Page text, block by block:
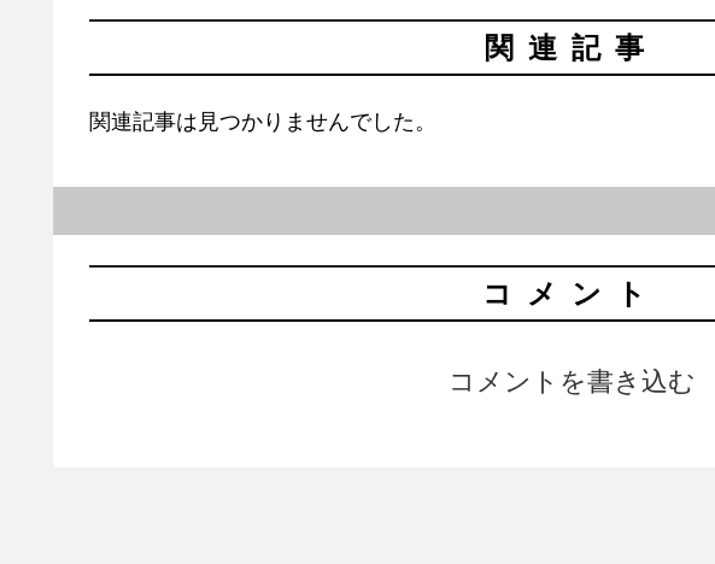
関連記事
関連記事は見つかりませんでした。
コメント
コメントを書き込む